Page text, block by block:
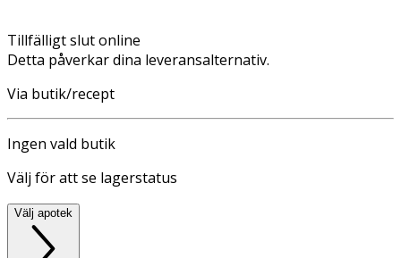
Tillfälligt slut online
Detta påverkar dina leveransalternativ.
Via butik/recept
Ingen vald butik
Välj för att se lagerstatus
Välj apotek